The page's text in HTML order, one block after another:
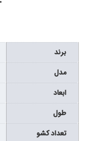
برند
مدل
ابعاد
طول
تعداد کشو